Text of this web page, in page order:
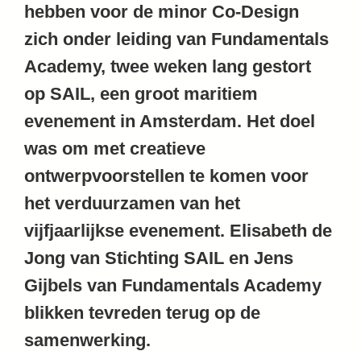
hebben voor de minor Co-Design
zich onder leiding van Fundamentals
Academy, twee weken lang gestort
op SAIL, een groot maritiem
evenement in Amsterdam. Het doel
was om met creatieve
ontwerpvoorstellen te komen voor
het verduurzamen van het
vijfjaarlijkse evenement. Elisabeth de
Jong van Stichting SAIL en Jens
Gijbels van Fundamentals Academy
blikken tevreden terug op de
samenwerking.